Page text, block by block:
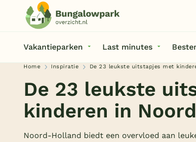
Vakantieparken Last minutes
Home Inspiratie
De 23 leukste
kinderen in
Noord-Holland biedt een overvloed aan